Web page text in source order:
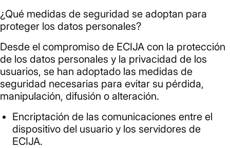
¿Qué medidas de seguridad se adoptan para
proteger los datos personales?
Desde el compromiso de ECIJA con la protección
de los datos personales y la privacidad de los
usuarios, se han adoptado las medidas de
seguridad necesarias para evitar su pérdida,
manipulación, difusión o alteración.
Encriptación de las comunicaciones entre el
dispositivo del usuario y los servidores de
ECIJA.